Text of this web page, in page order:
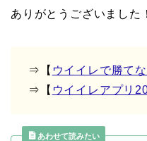
ありがとうございました！
⇒【 ウイイレで勝て
⇒【 ウイイレアプリ
あわせて読みたい